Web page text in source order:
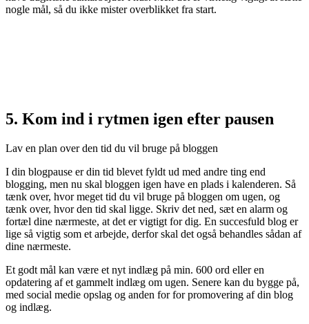
nogle mål, så du ikke mister overblikket fra start.
5. Kom ind i rytmen igen efter pausen
Lav en plan over den tid du vil bruge på bloggen
I din blogpause er din tid blevet fyldt ud med andre ting end
blogging, men nu skal bloggen igen have en plads i kalenderen. Så
tænk over, hvor meget tid du vil bruge på bloggen om ugen, og
tænk over, hvor den tid skal ligge. Skriv det ned, sæt en alarm og
fortæl dine nærmeste, at det er vigtigt for dig. En succesfuld blog er
lige så vigtig som et arbejde, derfor skal det også behandles sådan af
dine nærmeste.
Et godt mål kan være et nyt indlæg på min. 600 ord eller en
opdatering af et gammelt indlæg om ugen. Senere kan du bygge på,
med social medie opslag og anden for for promovering af din blog
og indlæg.